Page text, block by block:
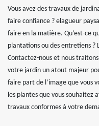
Vous avez des travaux de
faire confiance ? elagueur
faire en la matière. Qu’est-ce
plantations ou des entretiens ?
Contactez-nous et nous
votre jardin un atout majeur
faire part de l’image que vous
les plantes que vous souhaitez
travaux conformes à votre